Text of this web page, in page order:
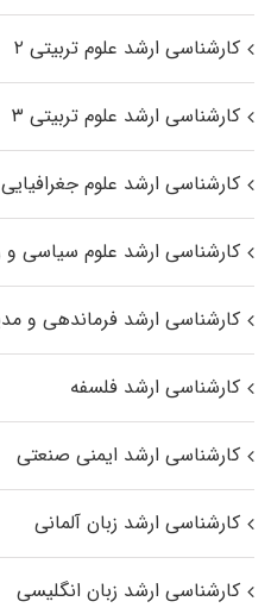
کارشناسی ارشد علوم تربیتی ۲
کارشناسی ارشد علوم تربیتی ۳
کارشناسی ارشد علوم جغرافیایی
کارشناسی ارشد علوم سیاسی و
کارشناسی ارشد فرماندهی و
کارشناسی ارشد فلسفه
کارشناسی ارشد ایمنی صنعتی
کارشناسی ارشد زبان آلمانی
کارشناسی ارشد زبان انگلیسی